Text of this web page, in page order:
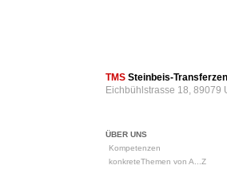
TMS Steinbeis-
Eichbühlstrasse 18, 89079
ÜBER UNS
Kompetenzen
konkreteThemen von A...Z